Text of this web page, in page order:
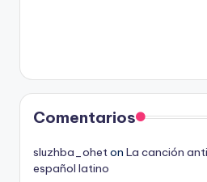
Comentarios
sluzhba_oheton La canción
español latino